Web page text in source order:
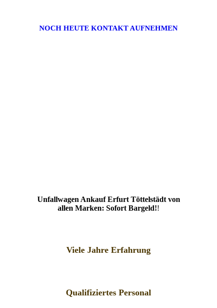
NOCH HEUTE KONTAKT AUFNEHMEN
Unfallwagen Ankauf Erfurt Töttelstädt von
allen Marken: Sofort Bargeld!!
Viele Jahre Erfahrung
Qualifiziertes Personal